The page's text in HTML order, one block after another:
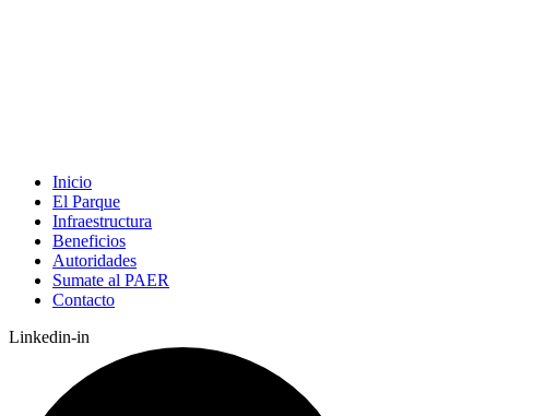
Inicio
El Parque
Infraestructura
Beneficios
Autoridades
Sumate al PAER
Contacto
Linkedin-in